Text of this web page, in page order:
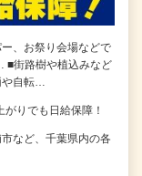
、お祭り会場などで
街路樹や植込みなど
自転…
りでも日給保障！
など、千葉県内の各